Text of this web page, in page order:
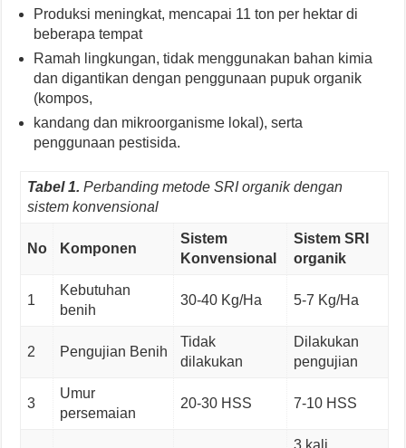
Produksi meningkat, mencapai 11 ton per hektar di
beberapa tempat
Ramah lingkungan, tidak menggunakan bahan kimia
dan digantikan dengan penggunaan pupuk organik
(kompos,
kandang dan mikroorganisme lokal), serta
penggunaan pestisida.
Tabel 1. Perbanding metode SRI organik dengan
sistem konvensional
No Komponen
Sistem
Konvensional
Sistem SRI
organik
1
Kebutuhan
benih
30-40 Kg/Ha 5-7 Kg/Ha
2 Pengujian Benih
Tidak
dilakukan
Dilakukan
pengujian
3
Umur
persemaian
20-30 HSS 7-10 HSS
3 kali